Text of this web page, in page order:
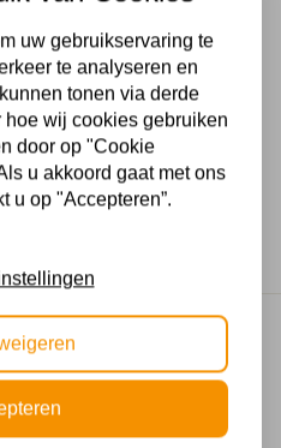
Modern
230V
NL vanaf € 50,-
uw gebruikservaring te
te analyseren en
tonen via derde
hoe wij cookies gebruiken
door op "Cookie
u akkoord gaat met ons
u op "Accepteren”.